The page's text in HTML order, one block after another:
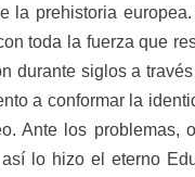
la prehistoria
toda la fuerza que
durante siglos a
a conformar la
Ante los problemas,
lo hizo el eterno